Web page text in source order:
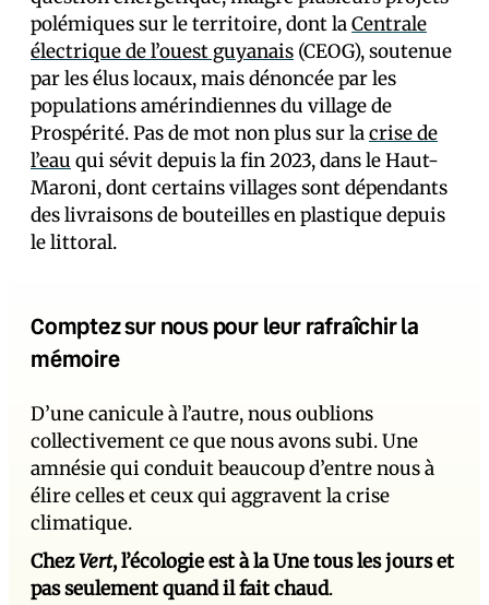
polémiques sur le territoire, dont laCentrale
électrique de l’ouest guyanais (CEOG), soutenue
par les élus locaux, mais dénoncée par les
populations amérindiennes du village de
Prospérité. Pas de mot non plus sur lacrise de
l’eau qui sévit depuis la fin 2023, dans le Haut-
Maroni, dont certains villages sont dépendants
des livraisons de bouteilles en plastique depuis
le littoral.
Comptez sur nous pour leur rafraîchir la
mémoire
D’une canicule à l’autre, nous oublions
collectivement ce que nous avons subi. Une
amnésie qui conduit beaucoup d’entre nous à
élire celles et ceux qui aggravent la crise
climatique.
ChezVert, l’écologie est à la Une tous les jours et
pas seulement quand il fait chaud.